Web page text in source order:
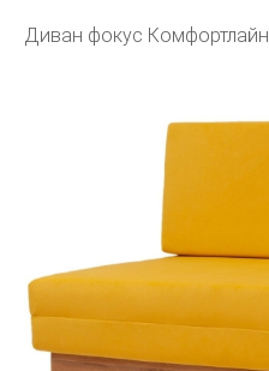
Диван фокус Комфортлайн